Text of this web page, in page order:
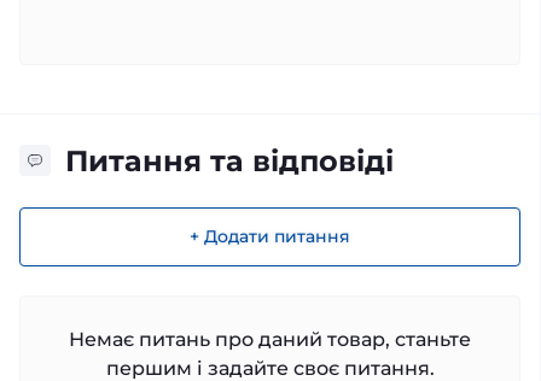
Питання та відповіді
+ Додати питання
Немає питань про даний товар, станьте
першим і задайте своє питання.